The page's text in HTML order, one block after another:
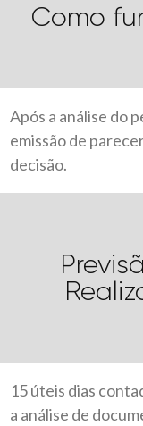
Como
Após a análise do
emissão de
decisão.
15 úteis dias
a análise de